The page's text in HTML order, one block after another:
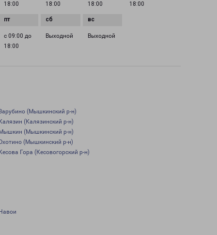
18:00
18:00
18:00
18:00
с 09:00 до
18:00
Выходной Выходной
(Мышкинский р-н)
(Калязинский р-н)
(Мышкинский р-н)
(Мышкинский р-н)
Гора (Кесовогорский р-н)